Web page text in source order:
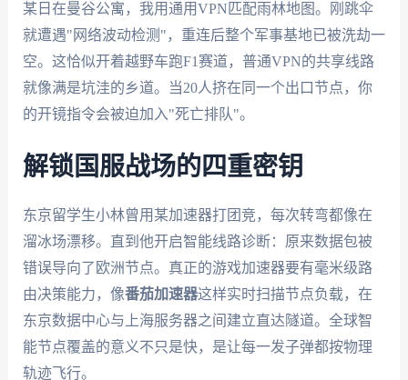
某日在曼谷公寓，我用通用VPN匹配雨林地图。刚跳伞
就遭遇"网络波动检测"，重连后整个军事基地已被洗劫一
空。这恰似开着越野车跑F1赛道，普通VPN的共享线路
就像满是坑洼的乡道。当20人挤在同一个出口节点，你
的开镜指令会被迫加入"死亡排队"。
解锁国服战场的四重密钥
东京留学生小林曾用某加速器打团竞，每次转弯都像在
溜冰场漂移。直到他开启智能线路诊断：原来数据包被
错误导向了欧洲节点。真正的游戏加速器要有毫米级路
由决策能力，像番茄加速器这样实时扫描节点负载，在
东京数据中心与上海服务器之间建立直达隧道。全球智
能节点覆盖的意义不只是快，是让每一发子弹都按物理
轨迹飞行。